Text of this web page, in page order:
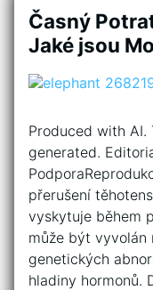
Časný
Jaké jsou
Produced with
generated.
přerušení
vyskytuje během
může být vyvolán
genetických
hladiny hormonů.